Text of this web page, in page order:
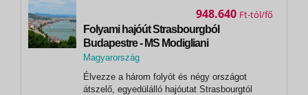
Folyami hajóút Strasbourgból
Budapestre - MS Modigliani
Magyarország
,
Budapest
Élvezze a három folyót és négy országot
átszelő, egyedülálló hajóutat Strasbourgtól
948.640 Ft